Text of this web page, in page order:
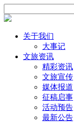
关于我们
大事记
文旅资讯
精彩资讯
文旅宣传
媒体报道
征稿启事
活动预告
最新公告